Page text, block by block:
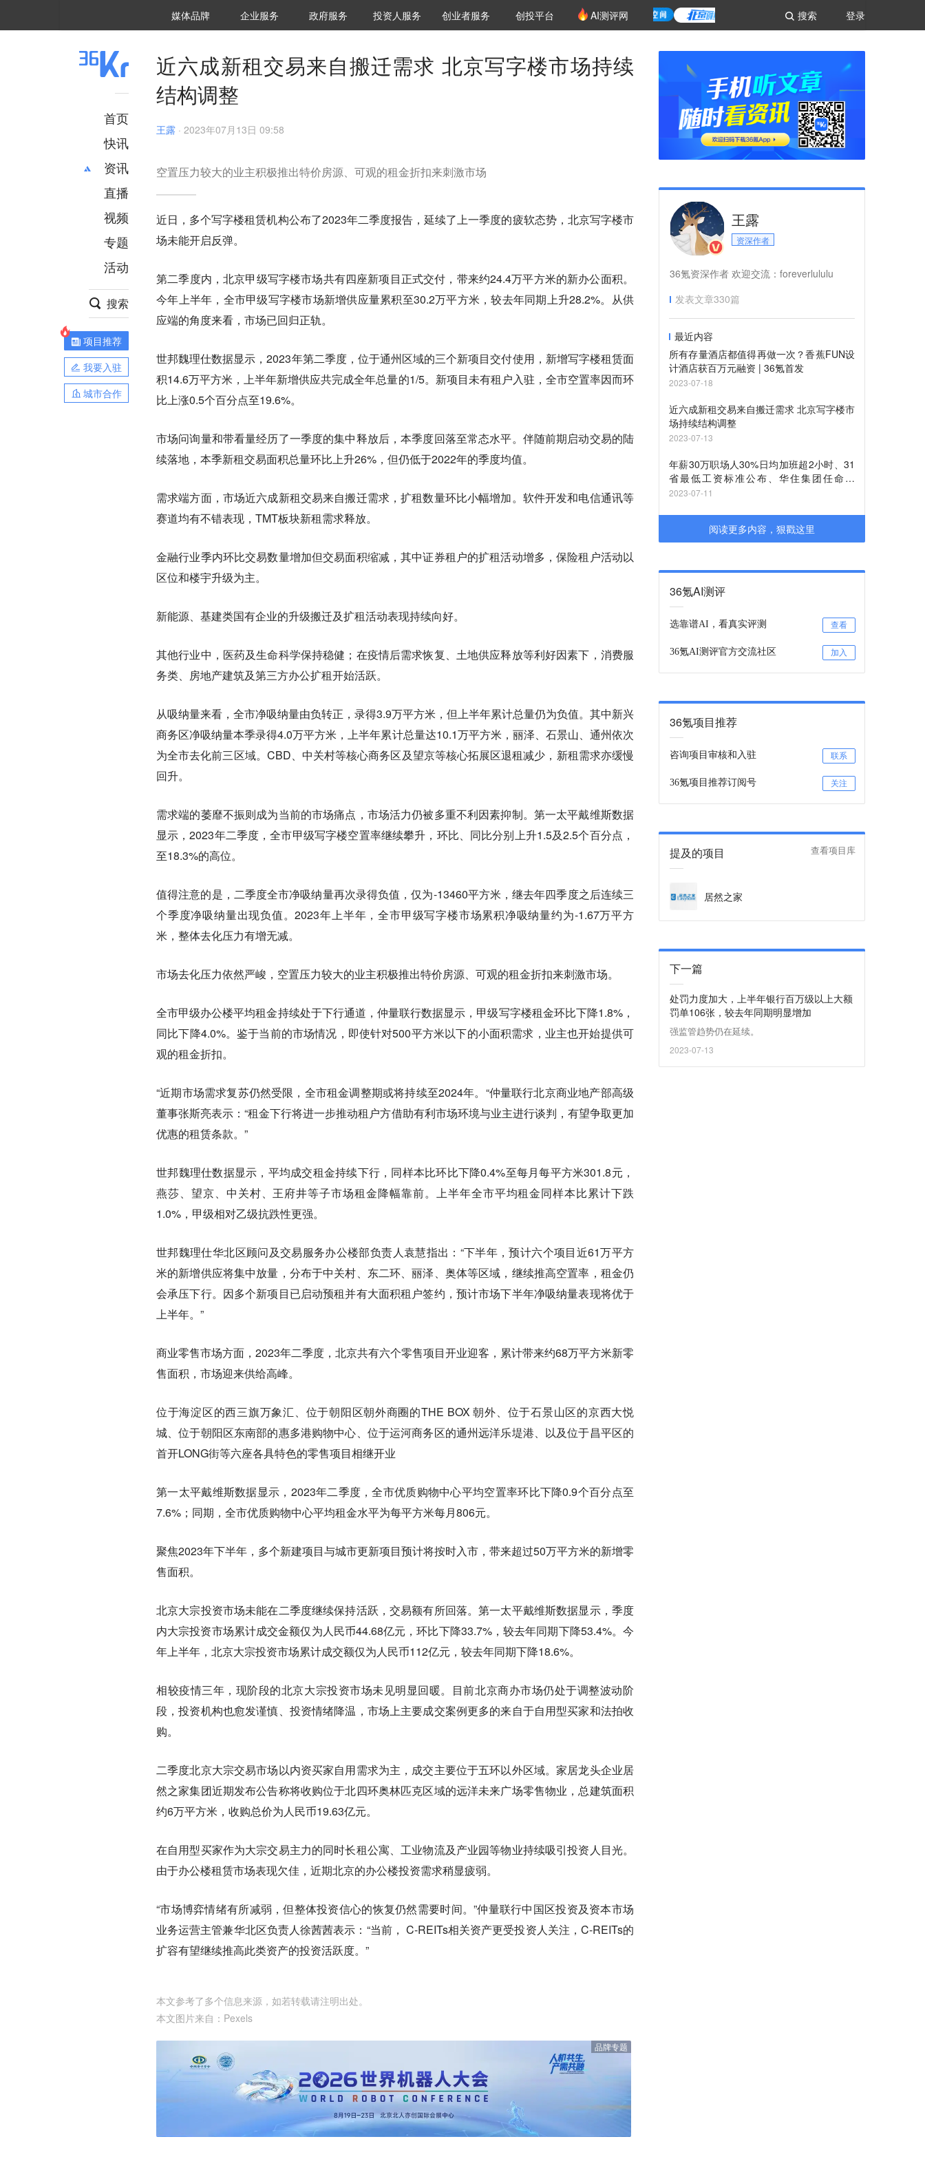
登录
搜索
媒体品牌 36Kr研究院
企业服务 城市之窗
政府服务 VClub投资机构库
投资机构职位推介
投资人服务 创投氪堂
创业者服务 创投平台 AI测评网
首页
快讯
资讯
推荐
财经
项目推荐
安徽
直播
视频
专题
活动
搜索
项目推荐
我要入驻
城市合作
近六成新租交易来自搬迁需求 北京写字楼市场持续
结构调整
王露 · 2023年07月13日 09:58
空置压力较大的业主积极推出特价房源、可观的租金折扣来刺激市场
近日，多个写字楼租赁机构公布了2023年二季度报告，延续了上一季度的疲软态势，北京写字楼市
场未能开启反弹。
第二季度内，北京甲级写字楼市场共有四座新项目正式交付，带来约24.4万平方米的新办公面积。
今年上半年，全市甲级写字楼市场新增供应量累积至30.2万平方米，较去年同期上升28.2%。从供
应端的角度来看，市场已回归正轨。
世邦魏理仕数据显示，2023年第二季度，位于通州区域的三个新项目交付使用，新增写字楼租赁面
积14.6万平方米，上半年新增供应共完成全年总量的1/5。新项目未有租户入驻，全市空置率因而环
比上涨0.5个百分点至19.6%。
市场问询量和带看量经历了一季度的集中释放后，本季度回落至常态水平。伴随前期启动交易的陆
续落地，本季新租交易面积总量环比上升26%，但仍低于2022年的季度均值。
需求端方面，市场近六成新租交易来自搬迁需求，扩租数量环比小幅增加。软件开发和电信通讯等
赛道均有不错表现，TMT板块新租需求释放。
金融行业季内环比交易数量增加但交易面积缩减，其中证券租户的扩租活动增多，保险租户活动以
区位和楼宇升级为主。
新能源、基建类国有企业的升级搬迁及扩租活动表现持续向好。
其他行业中，医药及生命科学保持稳健；在疫情后需求恢复、土地供应释放等利好因素下，消费服
务类、房地产建筑及第三方办公扩租开始活跃。
从吸纳量来看，全市净吸纳量由负转正，录得3.9万平方米，但上半年累计总量仍为负值。其中新兴
商务区净吸纳量本季录得4.0万平方米，上半年累计总量达10.1万平方米，丽泽、石景山、通州依次
为全市去化前三区域。CBD、中关村等核心商务区及望京等核心拓展区退租减少，新租需求亦缓慢
回升。
需求端的萎靡不振则成为当前的市场痛点，市场活力仍被多重不利因素抑制。第一太平戴维斯数据
显示，2023年二季度，全市甲级写字楼空置率继续攀升，环比、同比分别上升1.5及2.5个百分点，
至18.3%的高位。
值得注意的是，二季度全市净吸纳量再次录得负值，仅为-13460平方米，继去年四季度之后连续三
个季度净吸纳量出现负值。2023年上半年，全市甲级写字楼市场累积净吸纳量约为-1.67万平方
米，整体去化压力有增无减。
市场去化压力依然严峻，空置压力较大的业主积极推出特价房源、可观的租金折扣来刺激市场。
全市甲级办公楼平均租金持续处于下行通道，仲量联行数据显示，甲级写字楼租金环比下降1.8%，
同比下降4.0%。鉴于当前的市场情况，即使针对500平方米以下的小面积需求，业主也开始提供可
观的租金折扣。
“近期市场需求复苏仍然受限，全市租金调整期或将持续至2024年。“仲量联行北京商业地产部高级
董事张斯亮表示：“租金下行将进一步推动租户方借助有利市场环境与业主进行谈判，有望争取更加
优惠的租赁条款。”
世邦魏理仕数据显示，平均成交租金持续下行，同样本比环比下降0.4%至每月每平方米301.8元，
燕莎、望京、中关村、王府井等子市场租金降幅靠前。上半年全市平均租金同样本比累计下跌
1.0%，甲级相对乙级抗跌性更强。
世邦魏理仕华北区顾问及交易服务办公楼部负责人袁慧指出：“下半年，预计六个项目近61万平方
米的新增供应将集中放量，分布于中关村、东二环、丽泽、奥体等区域，继续推高空置率，租金仍
会承压下行。因多个新项目已启动预租并有大面积租户签约，预计市场下半年净吸纳量表现将优于
上半年。”
商业零售市场方面，2023年二季度，北京共有六个零售项目开业迎客，累计带来约68万平方米新零
售面积，市场迎来供给高峰。
位于海淀区的西三旗万象汇、位于朝阳区朝外商圈的THE BOX 朝外、位于石景山区的京西大悦
城、位于朝阳区东南部的惠多港购物中心、位于运河商务区的通州远洋乐堤港、以及位于昌平区的
首开LONG街等六座各具特色的零售项目相继开业
第一太平戴维斯数据显示，2023年二季度，全市优质购物中心平均空置率环比下降0.9个百分点至
7.6%；同期，全市优质购物中心平均租金水平为每平方米每月806元。
聚焦2023年下半年，多个新建项目与城市更新项目预计将按时入市，带来超过50万平方米的新增零
售面积。
北京大宗投资市场未能在二季度继续保持活跃，交易额有所回落。第一太平戴维斯数据显示，季度
内大宗投资市场累计成交金额仅为人民币44.68亿元，环比下降33.7%，较去年同期下降53.4%。今
年上半年，北京大宗投资市场累计成交额仅为人民币112亿元，较去年同期下降18.6%。
相较疫情三年，现阶段的北京大宗投资市场未见明显回暖。目前北京商办市场仍处于调整波动阶
段，投资机构也愈发谨慎、投资情绪降温，市场上主要成交案例更多的来自于自用型买家和法拍收
购。
二季度北京大宗交易市场以内资买家自用需求为主，成交主要位于五环以外区域。家居龙头企业居
然之家集团近期发布公告称将收购位于北四环奥林匹克区域的远洋未来广场零售物业，总建筑面积
约6万平方米，收购总价为人民币19.63亿元。
在自用型买家作为大宗交易主力的同时长租公寓、工业物流及产业园等物业持续吸引投资人目光。
由于办公楼租赁市场表现欠佳，近期北京的办公楼投资需求稍显疲弱。
“市场博弈情绪有所减弱，但整体投资信心的恢复仍然需要时间。”仲量联行中国区投资及资本市场
业务运营主管兼华北区负责人徐茜茜表示：“当前， C-REITs相关资产更受投资人关注，C-REITs的
扩容有望继续推高此类资产的投资活跃度。”
本文参考了多个信息来源，如若转载请注明出处。
本文图片来自： Pexels
品牌专题
王露
资深作者
36氪资深作者 欢迎交流：foreverlululu
发表文章330篇
最近内容
所有存量酒店都值得再做一次？香蕉FUN设
计酒店获百万元融资 | 36氪首发
2023-07-18
近六成新租交易来自搬迁需求 北京写字楼市
场持续结构调整
2023-07-13
年薪30万职场人30%日均加班超2小时、31
省最低工资标准公布、华住集团任命新
CEO| Offer留言板66期
2023-07-11
阅读更多内容，狠戳这里
36氪AI测评
选靠谱AI，看真实评测 查看
36氪AI测评官方交流社区 加入
36氪项目推荐
咨询项目审核和入驻 联系
36氪项目推荐订阅号 关注
提及的项目 查看项目库
居然之家
下一篇
处罚力度加大，上半年银行百万级以上大额
罚单106张，较去年同期明显增加
强监管趋势仍在延续。
2023-07-13